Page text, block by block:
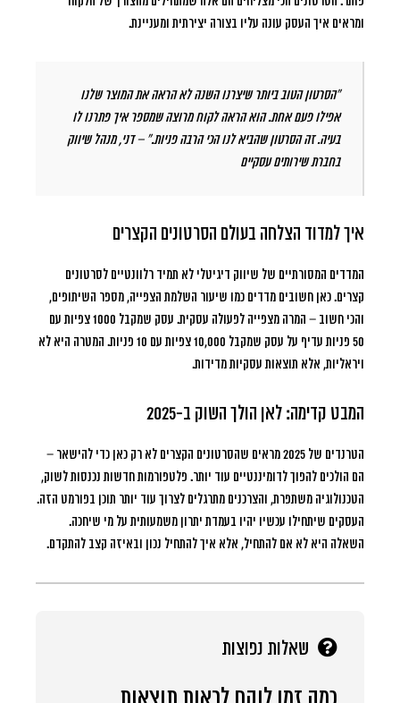
ומראים איך העסק עונה עליו בצורה יצירתית ומעניינת.
“הסרטון הטוב ביותר שיצרנו השנה לא הראה את המוצר שלנו
אפילו פעם אחת. הוא הראה לקוח מרוצה שמספר איך פתרנו לו
בעיה. זה הסרטון שהביא לנו הכי הרבה פניות.” – דני, מנהל שיווק
בחברת שירותים עסקיים
איך למדוד הצלחה בעולם הסרטונים הקצרים
המדדים המסורתיים של שיווק דיגיטלי לא תמיד רלוונטיים לסרטונים
קצרים. כאן חשובים מדדים כמו שיעור השלמת הצפייה, מספר השיתופים,
והכי חשוב – המרה מצפייה לפעולה עסקית. עסק שמקבל 1000 צפיות עם
50 פניות עדיף על עסק שמקבל 10,000 צפיות עם 10 פניות. המטרה היא לא
ויראליות, אלא תוצאות עסקיות מדידות.
המבט קדימה: לאן הולך השוק ב-2025
הטרנדים של 2025 מראים שהסרטונים הקצרים לא רק כאן כדי להישאר –
הם הולכים להפוך לדומיננטיים עוד יותר. פלטפורמות חדשות נכנסות לשוק,
הטכנולוגיה משתפרת, והצרכנים מתרגלים לצרוך עוד יותר תוכן בפורמט הזה.
העסקים שיתחילו עכשיו יהיו בעמדת יתרון משמעותית על מי שיחכה.
השאלה היא לא אם להתחיל, אלא איך להתחיל נכון ובאיזה קצב להתקדם.
שאלות נפוצות